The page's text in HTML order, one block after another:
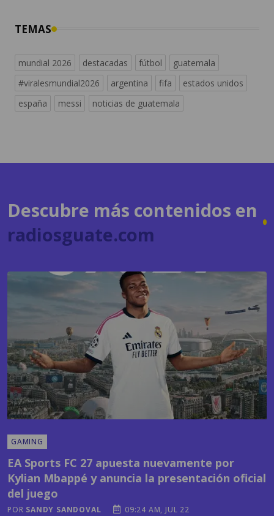
TEMAS
mundial 2026 destacadas fútbol
guatemala
#viralesmundial2026
argentina fifa
estados unidos
españa
messi noticias de guatemala
Descubre más contenidos en
radiosguate.com
GAMING
EA Sports FC 27 apuesta nuevamente por
Kylian Mbappé y anuncia la presentación oficial
del juego
POR SANDY SANDOVAL 09:24 AM, JUL 22